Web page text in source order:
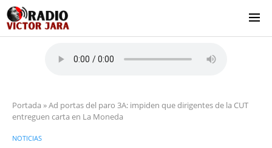
Portada »Ad portas del paro 3A: impiden que dirigentes de la CUT
entreguen carta en La Moneda
NOTICIAS